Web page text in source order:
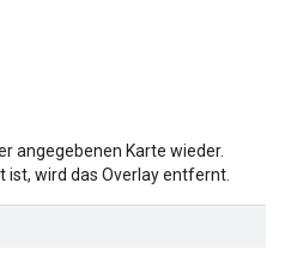
angegebenen Karte wieder.
ist, wird das Overlay entfernt.